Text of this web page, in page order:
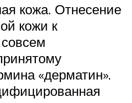
кожа. Отнесение
кожи к
«дерматин».